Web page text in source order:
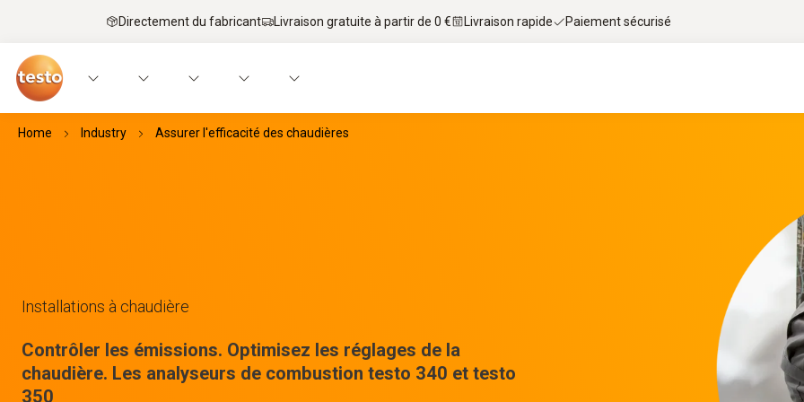
Directement du fabricant Livraison gratuite à partir de 0 € Livraison rapide Paiement sécurisé
Home Industry Assurer l'efficacité des chaudières
Installations à chaudière
Contrôler les émissions. Optimisez les réglages de la
chaudière. Les analyseurs de combustion testo 340 et testo
350